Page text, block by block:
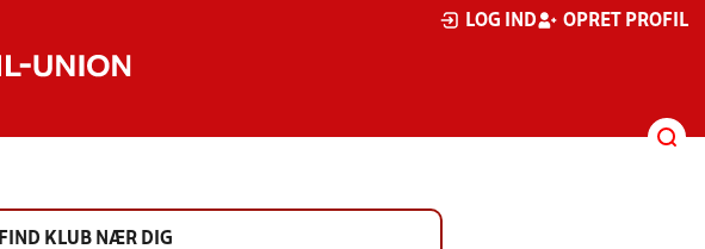
LOG IND OPRET PROFIL
FIND KLUB NÆR DIG